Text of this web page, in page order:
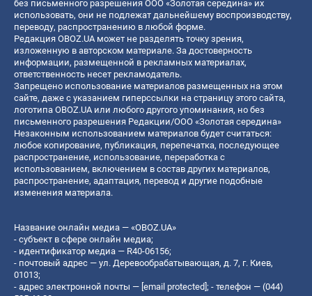
без письменного разрешения ООО «Золотая середина» их
использовать, они не подлежат дальнейшему воспроизводству,
переводу, распространению в любой форме.
Редакция OBOZ.UA может не разделять точку зрения,
изложенную в авторском материале. За достоверность
информации, размещенной в рекламных материалах,
ответственность несет рекламодатель.
Запрещено использование материалов размещенных на этом
сайте, даже с указанием гиперссылки на страницу этого сайта,
логотипа OBOZ.UA или любого другого упоминания, но без
письменного разрешения Редакции/ООО «Золотая середина»
Незаконным использованием материалов будет считаться:
любое копирование, публикация, перепечатка, последующее
распространение, использование, переработка с
использованием, включением в состав других материалов,
распространение, адаптация, перевод и другие подобные
изменения материала.
Название онлайн медиа — «OBOZ.UA»
- субъект в сфере онлайн медиа;
- идентификатор медиа — R40-06156;
- почтовый адрес — ул. Деревообрабатывающая, д. 7, г. Киев,
01013;
- адрес электронной почты — [email protected] ; - телефон — (044)